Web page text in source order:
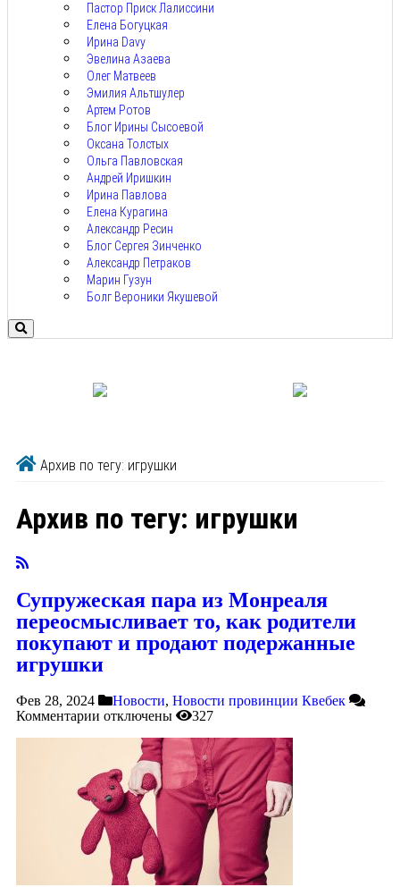
Пастор Приск Лалиссини
Елена Богуцкая
Ирина Davy
Эвелина Азаева
Олег Матвеев
Эмилия Альтшулер
Артем Ротов
Блог Ирины Сысоевой
Оксана Толстых
Ольга Павловская
Андрей Иришкин
Ирина Павлова
Елена Курагина
Александр Ресин
Блог Сергея Зинченко
Александр Петраков
Марин Гузун
Болг Вероники Якушевой
Архив по тегу: игрушки
Архив по тегу: игрушки
Супружеская пара из Монреаля
переосмысливает то, как родители
покупают и продают подержанные
игрушки
Фев 28, 2024 Новости, Новости провинции Квебек
Комментарии отключены 327